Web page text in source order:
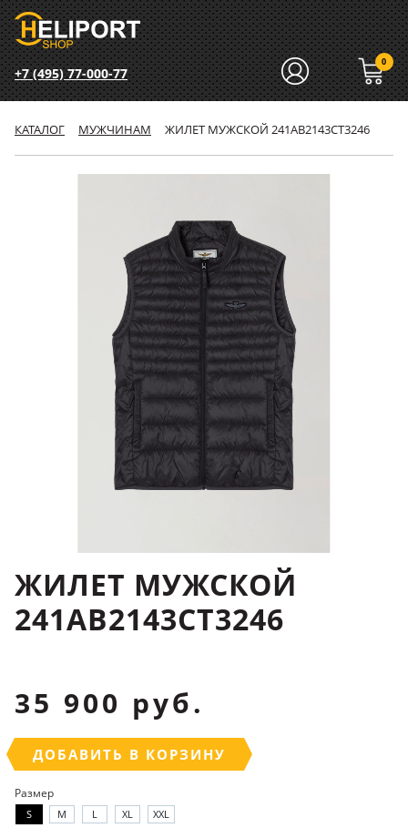
+7 (495) 77-000-77
0
КАТАЛОГ МУЖЧИНАМ ЖИЛЕТ МУЖСКОЙ 241AB2143CT3246
ЖИЛЕТ МУЖСКОЙ
241AB2143CT3246
35 900 руб.
ДОБАВИТЬ В КОРЗИНУ
Размер
S M L XL XXL